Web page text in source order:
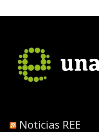
Noticias REE